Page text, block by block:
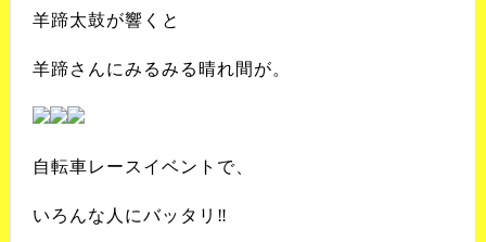
羊蹄太鼓が響くと
羊蹄さんにみるみる晴れ間が。
自転車レースイベントで、
いろんな人にバッタリ‼️